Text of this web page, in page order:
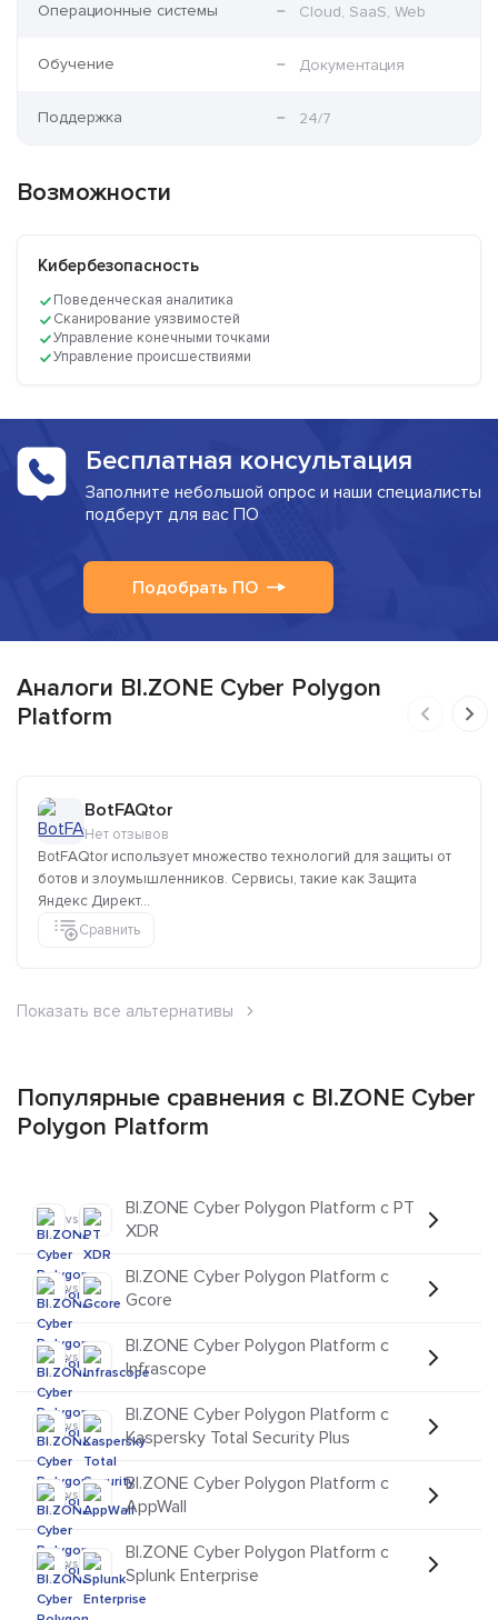
Операционные системы Cloud, SaaS, Web
Обучение Документация
Поддержка 24/7
Возможности
Кибербезопасность
Поведенческая аналитика
Сканирование уязвимостей
Управление конечными точками
Управление происшествиями
Бесплатная консультация
Заполните небольшой опрос и наши специалисты
подберут для вас ПО
Подобрать ПО
Аналоги BI.ZONE Cyber Polygon
Platform
BotFAQtor
Нет отзывов
BotFAQtor использует множество технологий для защиты от
ботов и злоумышленников. Сервисы, такие как Защита
Яндекс Директ...
Сравнить
Показать все альтернативы
Популярные сравнения с BI.ZONE Cyber
Polygon Platform
vs
BI.ZONE Cyber Polygon Platform с PT
XDR
vs
BI.ZONE Cyber Polygon Platform с
Gcore
vs
BI.ZONE Cyber Polygon Platform с
Infrascope
vs
BI.ZONE Cyber Polygon Platform с
Kaspersky Total Security Plus
vs
BI.ZONE Cyber Polygon Platform с
AppWall
vs
BI.ZONE Cyber Polygon Platform с
Splunk Enterprise